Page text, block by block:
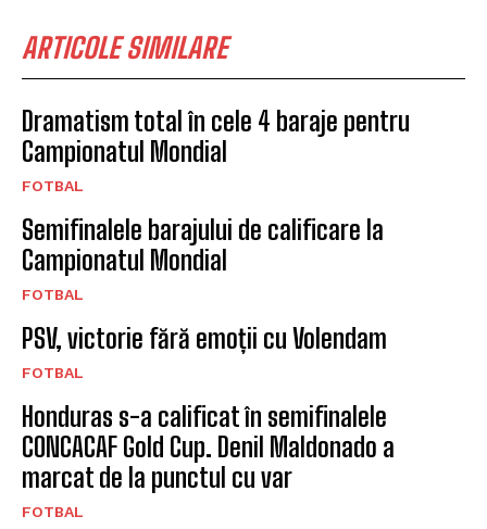
ARTICOLE SIMILARE
Dramatism total în cele 4 baraje pentru
Campionatul Mondial
FOTBAL
Semifinalele barajului de calificare la
Campionatul Mondial
FOTBAL
PSV, victorie fără emoții cu Volendam
FOTBAL
Honduras s-a calificat în semifinalele
CONCACAF Gold Cup. Denil Maldonado a
marcat de la punctul cu var
FOTBAL